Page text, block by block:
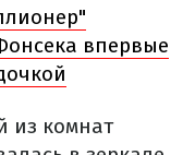
впервые
из комнат